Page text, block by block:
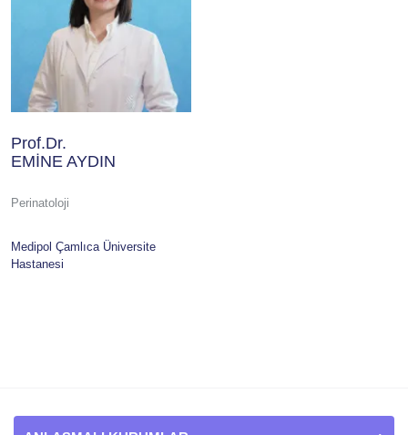
Prof.Dr.
EMİNE AYDIN
Perinatoloji
Medipol Çamlıca Üniversite
Hastanesi